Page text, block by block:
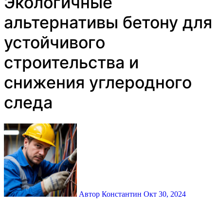
альтернативы бетону для
устойчивого
строительства и
снижения углеродного
следа
Автор Константин Окт 30, 2024